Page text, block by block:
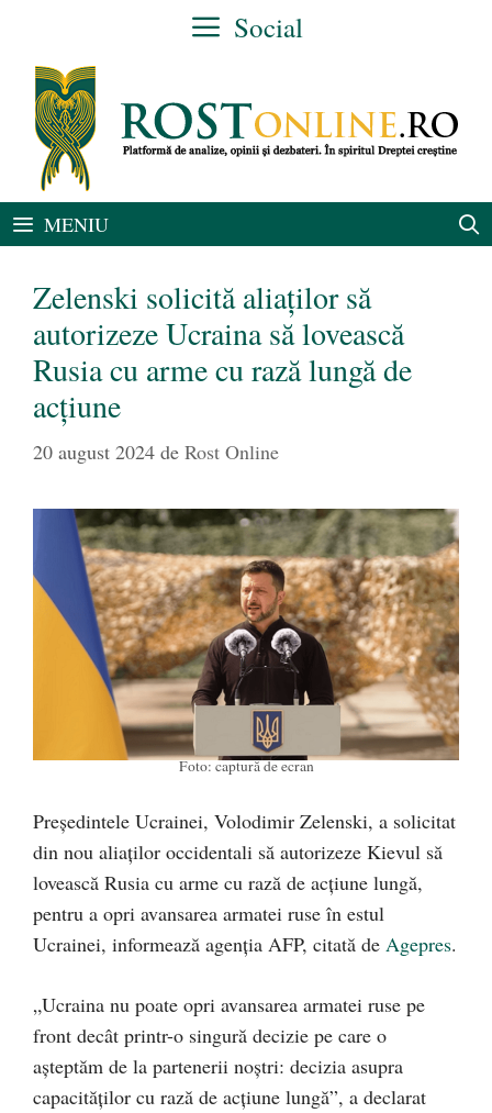
conținut
Social
MENIU
Zelenski solicită aliaților să
autorizeze Ucraina să lovească
Rusia cu arme cu rază lungă de
acțiune
20 august 2024 de Rost Online
Foto: captură de ecran
Preşedintele Ucrainei, Volodimir Zelenski, a solicitat
din nou aliaţilor occidentali să autorizeze Kievul să
lovească Rusia cu arme cu rază de acţiune lungă,
pentru a opri avansarea armatei ruse în estul
Ucrainei, informează agenția AFP, citată de Agepres.
„Ucraina nu poate opri avansarea armatei ruse pe
front decât printr-o singură decizie pe care o
aşteptăm de la partenerii noştri: decizia asupra
capacităţilor cu rază de acţiune lungă”, a declarat